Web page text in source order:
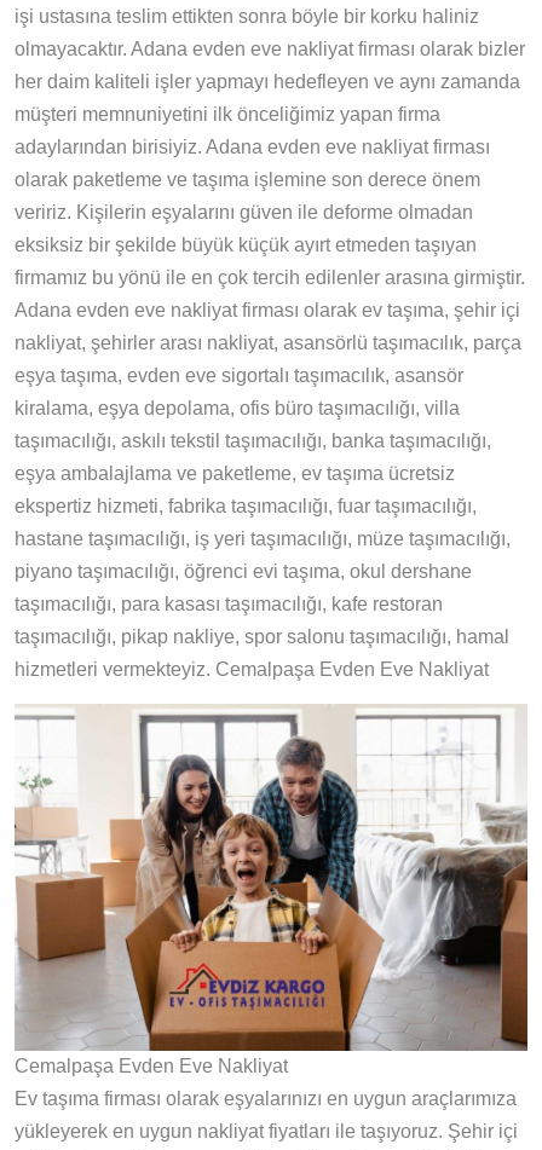
işi ustasına teslim ettikten sonra böyle bir korku haliniz
olmayacaktır. Adana evden eve nakliyat firması olarak bizler
her daim kaliteli işler yapmayı hedefleyen ve aynı zamanda
müşteri memnuniyetini ilk önceliğimiz yapan firma
adaylarından birisiyiz. Adana evden eve nakliyat firması
olarak paketleme ve taşıma işlemine son derece önem
veririz. Kişilerin eşyalarını güven ile deforme olmadan
eksiksiz bir şekilde büyük küçük ayırt etmeden taşıyan
firmamız bu yönü ile en çok tercih edilenler arasına girmiştir.
Adana evden eve nakliyat firması olarak ev taşıma, şehir içi
nakliyat, şehirler arası nakliyat, asansörlü taşımacılık, parça
eşya taşıma, evden eve sigortalı taşımacılık, asansör
kiralama, eşya depolama, ofis büro taşımacılığı, villa
taşımacılığı, askılı tekstil taşımacılığı, banka taşımacılığı,
eşya ambalajlama ve paketleme, ev taşıma ücretsiz
ekspertiz hizmeti, fabrika taşımacılığı, fuar taşımacılığı,
hastane taşımacılığı, iş yeri taşımacılığı, müze taşımacılığı,
piyano taşımacılığı, öğrenci evi taşıma, okul dershane
taşımacılığı, para kasası taşımacılığı, kafe restoran
taşımacılığı, pikap nakliye, spor salonu taşımacılığı, hamal
hizmetleri vermekteyiz. Cemalpaşa Evden Eve Nakliyat
Cemalpaşa Evden Eve Nakliyat
Ev taşıma firması olarak eşyalarınızı en uygun araçlarımıza
yükleyerek en uygun nakliyat fiyatları ile taşıyoruz. Şehir içi